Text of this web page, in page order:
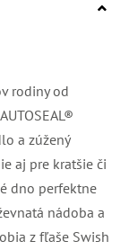
rodiny od
a zúžený
aj pre kratšie či
dno perfektne
nádoba a
z fľaše Swish